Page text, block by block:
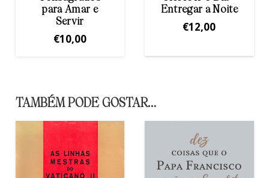
Entregar a Noite
€12,00
Praticar a
Misericórdia
TAMBÉM PODE GOSTAR…